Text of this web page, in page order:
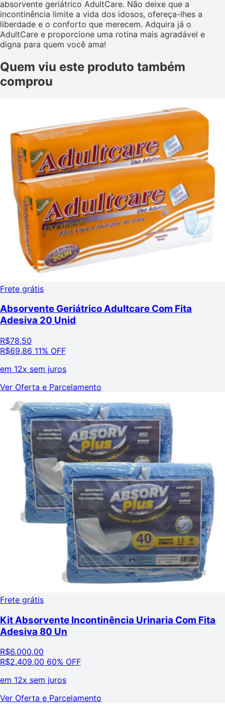
absorvente geriátrico AdultCare. Não deixe que a
incontinência limite a vida dos idosos, ofereça-lhes a
liberdade e o conforto que merecem. Adquira já o
AdultCare e proporcione uma rotina mais agradável e
digna para quem você ama!
Quem viu este produto também
comprou
Frete grátis
Absorvente Geriátrico Adultcare Com Fita
Adesiva 20 Unid
R$78,50
R$69,86 11% OFF
em 12x sem juros
Ver Oferta e Parcelamento
Frete grátis
Kit Absorvente Incontinência Urinaria Com Fita
Adesiva 80 Un
R$6.000,00
R$2.409,00 60% OFF
em 12x sem juros
Ver Oferta e Parcelamento